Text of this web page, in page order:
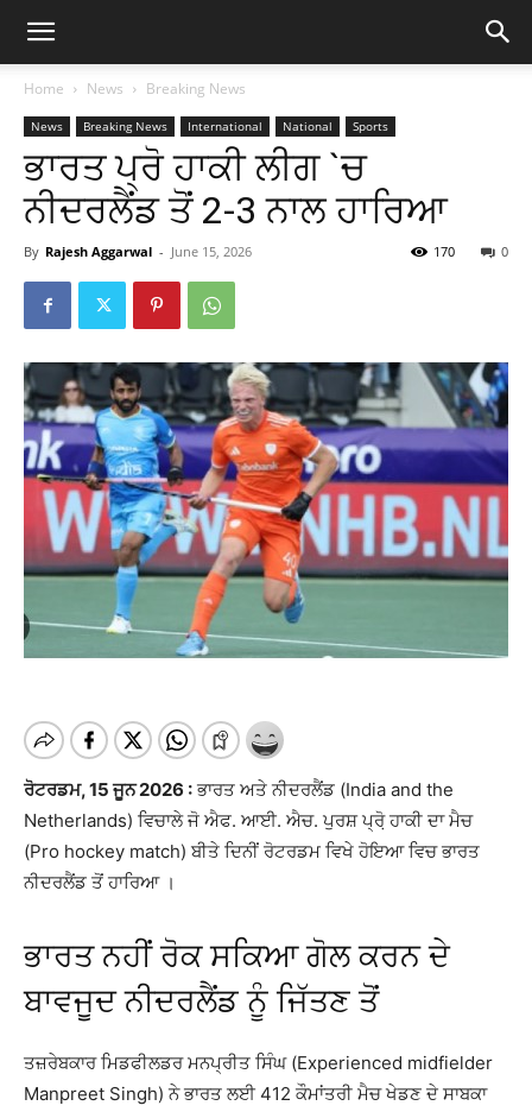
Home News Breaking News
News Breaking News International National Sports
ਭਾਰਤ ਪ੍ਰੋ ਹਾਕੀ ਲੀਗ `ਚ
ਨੀਦਰਲੈਂਡ ਤੋਂ 2-3 ਨਾਲ ਹਾਰਿਆ
By Rajesh Aggarwal - June 15, 2026 0
170
ਰੋਟਰਡਮ, 15 ਜੂਨ 2026 : ਭਾਰਤ ਅਤੇ ਨੀਦਰਲੈਂਡ (India and the
Netherlands) ਵਿਚਾਲੇ ਜੋ ਐਫ. ਆਈ. ਐਚ. ਪੁਰਸ਼ ਪ੍ਰੋ਼ ਹਾਕੀ ਦਾ ਮੈਚ
(Pro hockey match) ਬੀਤੇ ਦਿਨੀਂ ਰੋਟਰਡਮ ਵਿਖੇ ਹੋਇਆ ਵਿਚ ਭਾਰਤ
ਨੀਦਰਲੈਂਡ ਤੋਂ ਹਾਰਿਆ ।
ਭਾਰਤ ਨਹੀਂ ਰੋਕ ਸਕਿਆ ਗੋਲ ਕਰਨ ਦੇ
ਬਾਵਜੂਦ ਨੀਦਰਲੈਂਡ ਨੂੰ ਜਿੱਤਣ ਤੋਂ
ਤਜ਼ਰੇਬਕਾਰ ਮਿਡਫੀਲਡਰ ਮਨਪ੍ਰੀਤ ਸਿੰਘ (Experienced midfielder
Manpreet Singh) ਨੇ ਭਾਰਤ ਲਈ 412 ਕੌਮਾਂਤਰੀ ਮੈਚ ਖੇਡਣ ਦੇ ਸਾਬਕਾ